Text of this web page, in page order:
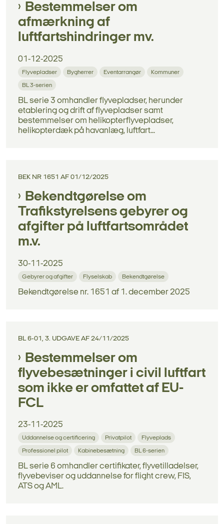
Bestemmelser om
afmærkning af
luftfartshindringer mv.
01-12-2025
Flyvepladser Bygherrer Eventarrangør Kommuner
BL 3-serien
BL serie 3 omhandler flyvepladser, herunder
etablering og drift af flyvepladser samt
bestemmelser om helikopterflyvepladser,
helikopterdæk på havanlæg, luftfart...
BEK NR 1651 AF 01/12/2025
Bekendtgørelse om
Trafikstyrelsens gebyrer og
afgifter på luftfartsområdet
m.v.
30-11-2025
Gebyrer og afgifter Flyselskab Bekendtgørelse
Bekendtgørelse nr. 1651 af 1. december 2025
BL 6-01, 3. UDGAVE AF 24/11/2025
Bestemmelser om
flyvebesætninger i civil luftfart
som ikke er omfattet af EU-
FCL
23-11-2025
Uddannelse og certificering Privatpilot Flyveplads
Professionel pilot Kabinebesætning BL 6-serien
BL serie 6 omhandler certifikater, flyvetilladelser,
flyvebeviser og uddannelse for flight crew, FIS,
ATS og AML.